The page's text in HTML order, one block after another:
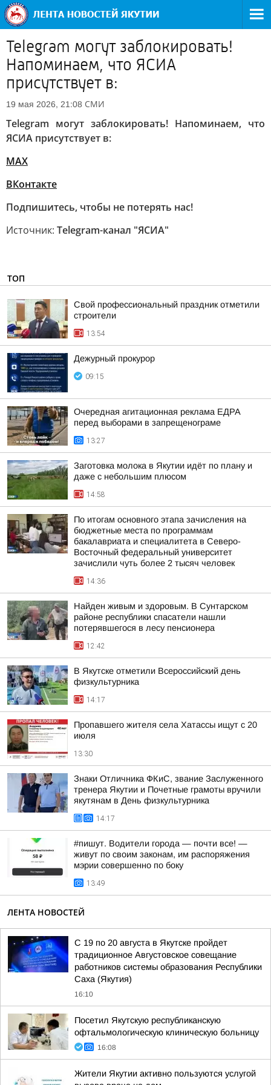
Telegram могут заблокировать!
Напоминаем, что ЯСИА
присутствует в:
19 мая 2026, 21:08 СМИ
Telegram могут заблокировать! Напоминаем, что
ЯСИА присутствует в:
MAX
ВКонтакте
Подпишитесь, чтобы не потерять нас!
Источник: Telegram-канал "ЯСИА"
ТОП
Свой профессиональный праздник отметили
строители
13:54
Дежурный прокурор
09:15
Очередная агитационная реклама ЕДРА
перед выборами в запрещенограме
13:27
Заготовка молока в Якутии идёт по плану и
даже с небольшим плюсом
14:58
По итогам основного этапа зачисления на
бюджетные места по программам
бакалавриата и специалитета в Северо-
Восточный федеральный университет
зачислили чуть более 2 тысяч человек
14:36
Найден живым и здоровым. В Сунтарском
районе республики спасатели нашли
потерявшегося в лесу пенсионера
12:42
В Якутске отметили Всероссийский день
физкультурника
14:17
Пропавшего жителя села Хатассы ищут с 20
июля
13:30
Знаки Отличника ФКиС, звание Заслуженного
тренера Якутии и Почетные грамоты вручили
якутянам в День физкультурника
14:17
#пишут. Водители города — почти все! —
живут по своим законам, им распоряжения
мэрии совершенно по боку
13:49
ЛЕНТА НОВОСТЕЙ
С 19 по 20 августа в Якутске пройдет
традиционное Августовское совещание
работников системы образования Республики
Саха (Якутия)
16:10
Посетил Якутскую республиканскую
офтальмологическую клиническую больницу
16:08
Жители Якутии активно пользуются услугой